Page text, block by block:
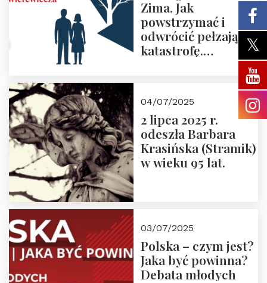
Zima. Jak
powstrzymać i
odwrócić pełzającą
katastrofę.
pierwsze spotkanie
Nowego
Ćwierćwiecza”
04/07/2025
2 lipca 2025 r.
odeszła Barbara
Krasińska (Stramik)
w wieku 95 lat.
03/07/2025
Polska – czym jest?
Jaka być powinna?
Debata młodych